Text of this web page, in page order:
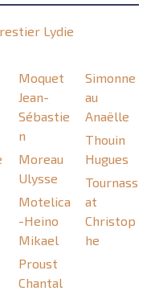
Lydie
Moquet
Jean-
Sébastie
n
Moreau
Ulysse
Motelica
-Heino
Mikael
Proust
Chantal
Simonne
au
Anaëlle
Thouin
Hugues
Tournass
at
Christop
he